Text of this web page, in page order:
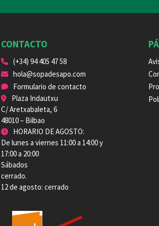
CONTACTO
(+34) 94 405 47 58
hola@sopadesapo.com
Formulario de contacto
Plaza Indautxu
C/ Aretxabaleta, 6
48010 – Bilbao
HORARIO DE AGOSTO:
De lunes a viernes 11:00 a 14:00 y
17:00 a 20:00
Sábados
cerrado.
12 de agosto: cerrado